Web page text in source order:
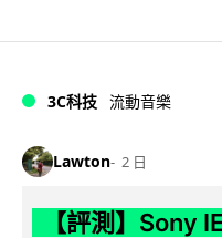
3C科技 流動音樂
Lawton 2 日
【評測】Sony